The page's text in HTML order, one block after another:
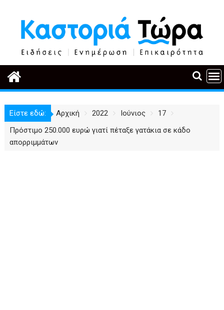
περιεχόμενο
Είστε εδώ: Αρχική 2022 Ιούνιος
17
Πρόστιμο 250.000 ευρώ γιατί πέταξε γατάκια σε κάδο
απορριμμάτων